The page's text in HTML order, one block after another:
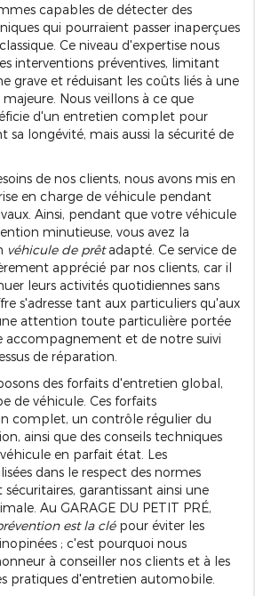
capables de détecter des
qui pourraient passer inaperçues
Ce niveau d'expertise nous
interventions préventives, limitant
grave et réduisant les coûts liés à une
Nous veillons à ce que
d'un entretien complet pour
sa longévité, mais aussi la sécurité de
de nos clients, nous avons mis en
en charge de véhicule pendant
Ainsi, pendant que votre véhicule
minutieuse, vous avez la
véhicule de prêtadapté. Ce service de
apprécié par nos clients, car il
leurs activités quotidiennes sans
s'adresse tant aux particuliers qu'aux
attention toute particulière portée
accompagnement et de notre suivi
de réparation.
des forfaits d'entretien global,
de véhicule. Ces forfaits
complet, un contrôle régulier du
ainsi que des conseils techniques
en parfait état. Les
dans le respect des normes
garantissant ainsi une
Au GARAGE DU PETIT PRÉ,
est la clépour éviter les
; c'est pourquoi nous
à conseiller nos clients et à les
pratiques d'entretien automobile.